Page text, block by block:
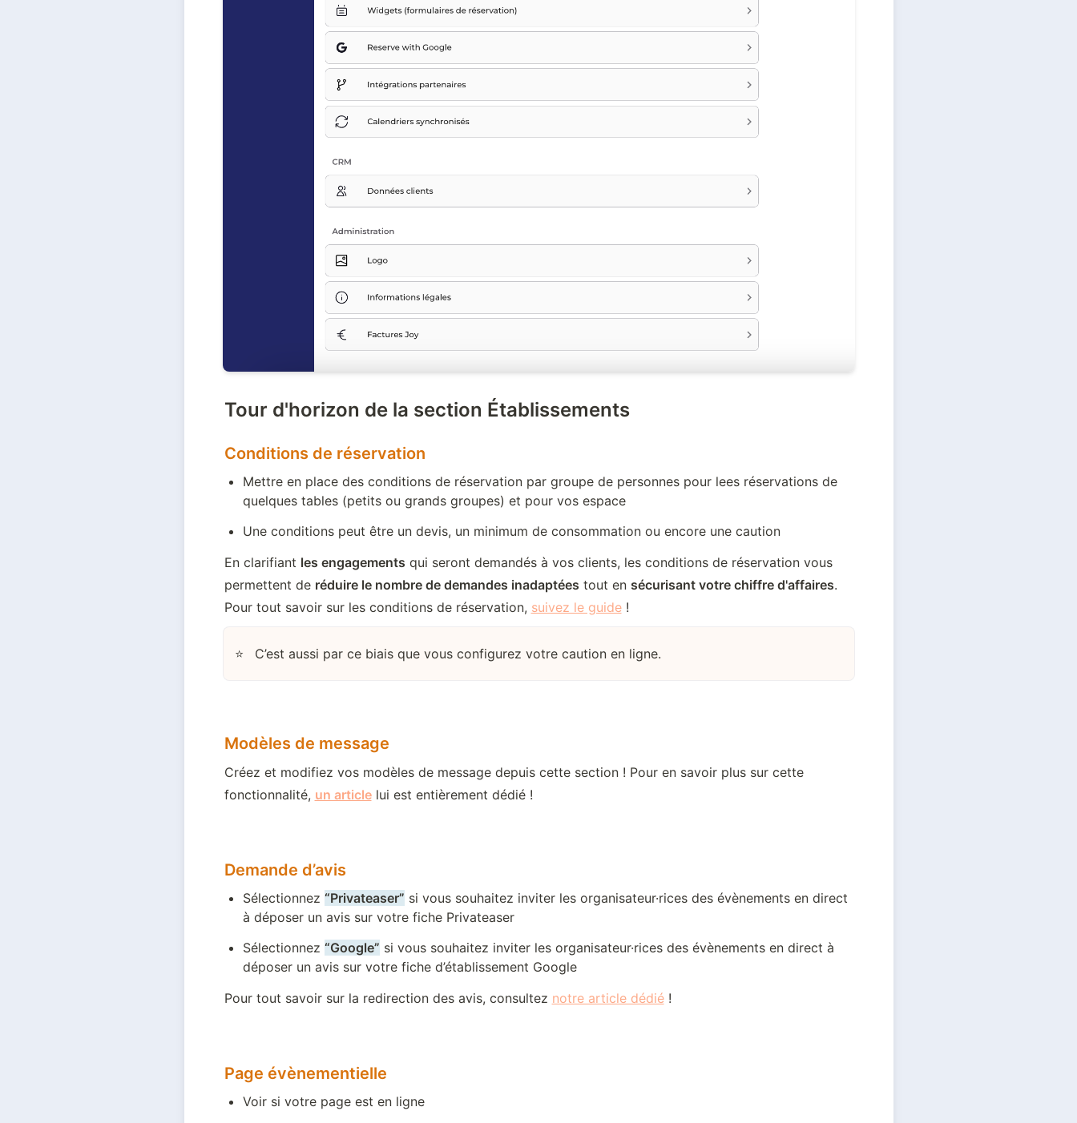
Tour d'horizon de la section Établissements
Conditions de réservation
Mettre en place des conditions de réservation par groupe de personnes pour lees réservations de
quelques tables (petits ou grands groupes) et pour vos espace
Une conditions peut être un devis, un minimum de consommation ou encore une caution
En clarifiant les engagements qui seront demandés à vos clients, les conditions de réservation vous
permettent de réduire le nombre de demandes inadaptées tout en sécurisant votre chiffre d'affaires.
Pour tout savoir sur les conditions de réservation, suivez le guide !
⭐ C’est aussi par ce biais que vous configurez votre caution en ligne.
Modèles de message
Créez et modifiez vos modèles de message depuis cette section ! Pour en savoir plus sur cette
fonctionnalité, un article lui est entièrement dédié !
Demande d’avis
Sélectionnez “Privateaser” si vous souhaitez inviter les organisateur·rices des évènements en direct
à déposer un avis sur votre fiche Privateaser
Sélectionnez “Google” si vous souhaitez inviter les organisateur·rices des évènements en direct à
déposer un avis sur votre fiche d’établissement Google
Pour tout savoir sur la redirection des avis, consultez notre article dédié !
Page évènementielle
Voir si votre page est en ligne